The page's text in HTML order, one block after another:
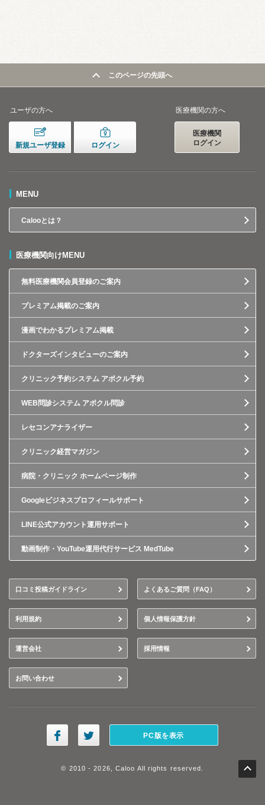
このページの先頭へ
ユーザの方へ
新規ユーザ登録 ログイン
医療機関の方へ
医療機関
ログイン
MENU
Calooとは？
医療機関向けMENU
無料医療機関会員登録のご案内
プレミアム掲載のご案内
漫画でわかるプレミアム掲載
ドクターズインタビューのご案内
クリニック予約システム アポクル予約
WEB問診システム アポクル問診
レセコンアナライザー
クリニック経営マガジン
病院・クリニック ホームページ制作
Googleビジネスプロフィールサポート
LINE公式アカウント運用サポート
動画制作・YouTube運用代行サービス MedTube
口コミ投稿ガイドライン よくあるご質問（FAQ）
利用規約 個人情報保護方針
運営会社 採用情報
お問い合わせ
PC版を表示
© 2010 - 2026, Caloo All rights reserved.